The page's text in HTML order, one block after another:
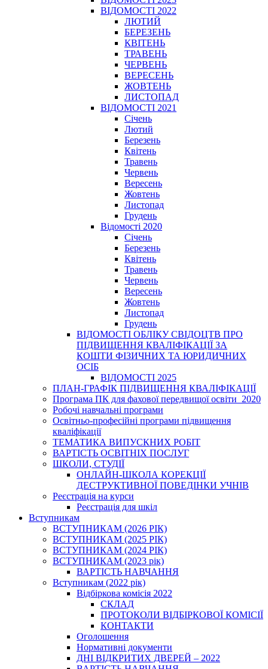
ВІДОМОСТІ 2022
ЛЮТИЙ
БЕРЕЗЕНЬ
КВІТЕНЬ
ТРАВЕНЬ
ЧЕРВЕНЬ
ВЕРЕСЕНЬ
ЖОВТЕНЬ
ЛИСТОПАД
ВІДОМОСТІ 2021
Січень
Лютий
Березень
Квітень
Травень
Червень
Вересень
Жовтень
Листопад
Грудень
Відомості 2020
Січень
Березень
Квітень
Травень
Червень
Вересень
Жовтень
Листопад
Грудень
ВІДОМОСТІ ОБЛІКУ СВІДОЦТВ ПРО
ПІДВИЩЕННЯ КВАЛІФІКАЦІЇ ЗА
КОШТИ ФІЗИЧНИХ ТА ЮРИДИЧНИХ
ОСІБ
ВІДОМОСТІ 2025
ПЛАН-ГРАФІК ПІДВИЩЕННЯ КВАЛІФІКАЦІЇ
Програма ПК для фахової передвищої освіти_2020
Робочі навчальні програми
Освітньо-професійні програми підвищення
кваліфікації
ТЕМАТИКА ВИПУСКНИХ РОБІТ
ВАРТІСТЬ ОСВІТНІХ ПОСЛУГ
ШКОЛИ, СТУДІЇ
ОНЛАЙН-ШКОЛА КОРЕКЦІЇ
ДЕСТРУКТИВНОЇ ПОВЕДІНКИ УЧНІВ
Реєстрація на курси
Реєстрація для шкіл
Вступникам
ВСТУПНИКАМ (2026 РІК)
ВСТУПНИКАМ (2025 РІК)
ВСТУПНИКАМ (2024 РІК)
ВСТУПНИКАМ (2023 рік)
ВАРТІСТЬ НАВЧАННЯ
Вступникам (2022 рік)
Відбіркова комісія 2022
СКЛАД
ПРОТОКОЛИ ВІДБІРКОВОЇ КОМІСІЇ
КОНТАКТИ
Оголошення
Нормативні документи
ДНІ ВІДКРИТИХ ДВЕРЕЙ – 2022